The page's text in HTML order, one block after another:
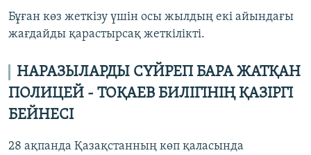
Бұған көз жеткізу үшін осы жылдың екі айындағы
жағдайды қарастырсақ жеткілікті.
НАРАЗЫЛАРДЫ СҮЙРЕП БАРА ЖАТҚАН
ПОЛИЦЕЙ - ТОҚАЕВ БИЛІГІНІҢ ҚАЗІРГІ
БЕЙНЕСІ
28 ақпанда Қазақстанның көп қаласында